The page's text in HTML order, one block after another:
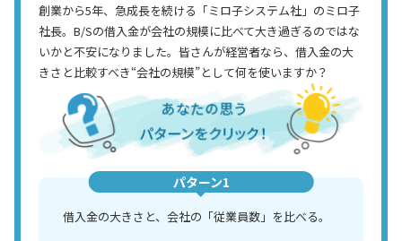
創業から5年、急成長を続ける「ミロ子システム社」のミロ子
社長。B/Sの借入金が会社の規模に比べて大き過ぎるのではな
いかと不安になりました。皆さんが経営者なら、借入金の大
きさと比較すべき“会社の規模”として何を使いますか？
パターン1
借入金の大きさと、会社の「従業員数」を比べる。